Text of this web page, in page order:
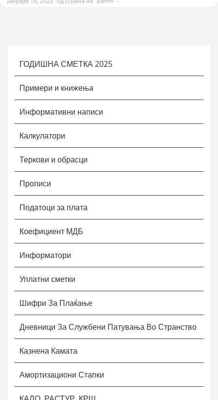
ГОДИШНА СМЕТКА 2025
Примери и книжења
Информативни написи
Калкулатори
Теркови и обрасци
Прописи
Податоци за плата
Коефициент МДБ
Информатори
Уплатни сметки
Шифри За Плаќање
Дневници За Службени Патувања Во Странство
Казнена Камата
Амортизациони Стапки